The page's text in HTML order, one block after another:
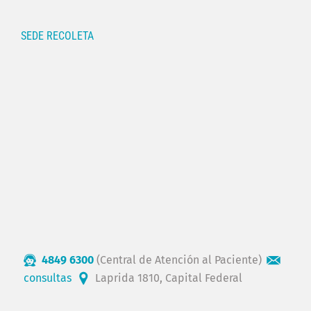
SEDE RECOLETA
4849 6300 (Central de Atención al Paciente)
consultas
Laprida 1810, Capital Federal